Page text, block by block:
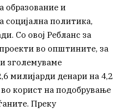
образование и
социјална политика,
Со овој Ребланс за
во општините, за
зголемуваме
милијарди денари на 4,2
корист на подобрување
Преку